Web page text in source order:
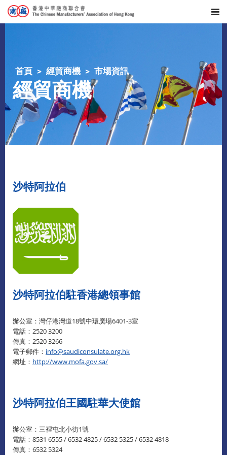
首頁 經貿商機 市場資訊
經貿商機
沙特阿拉伯
沙特阿拉伯駐香港總領事館
辦公室：灣仔港灣道18號中環廣場6401-3室
電話：2520 3200
傳真：2520 3266
電子郵件： info@saudiconsulate.org.hk
網址： http://www.mofa.gov.sa/
沙特阿拉伯王國駐華大使館
辦公室：三裡屯北小街1號
電話：8531 6555 / 6532 4825 / 6532 5325 / 6532 4818
傳真：6532 5324